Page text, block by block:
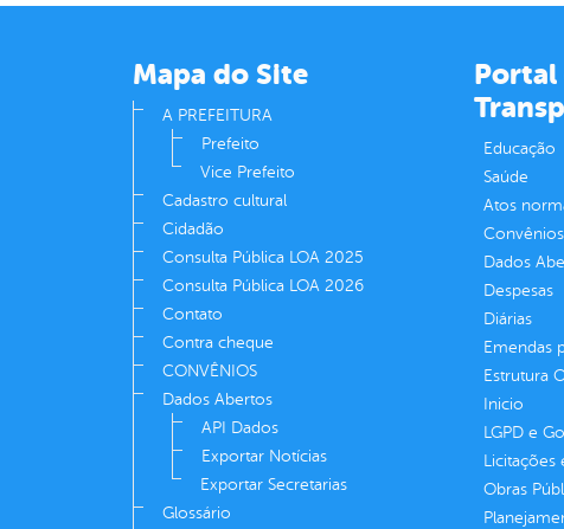
Mapa do Site
A PREFEITURA
Prefeito
Vice Prefeito
Cadastro cultural
Cidadão
Consulta Pública LOA 2025
Consulta Pública LOA 2026
Contato
Contra cheque
CONVÊNIOS
Dados Abertos
API Dados
Exportar Notícias
Exportar Secretarias
Glossário
Portal
Educação
Saúde
Atos
Dados
Despesas
Diárias
Emendas
Estrutura
Inicio
LGPD e
Licitações
Obras